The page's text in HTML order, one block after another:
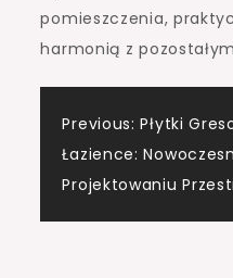
pomieszczenia,
harmonią z
Post
Previous: Płytki
Łazience:
Projektowaniu